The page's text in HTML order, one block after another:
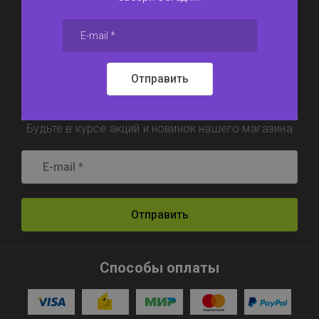
6117311@mail.ru
Подпишитесь !
Будьте в курсе акций и новинок нашего магазина
Отправить
Способы оплаты
Отправить